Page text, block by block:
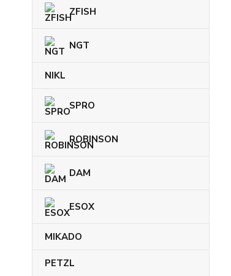
ZFISH
NGT
NIKL
SPRO
ROBINSON
DAM
ESOX
MIKADO
PETZL